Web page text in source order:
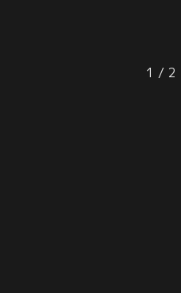
をすることにするが、中々再生数が
伸びないことに悩んでいた。そこで
1